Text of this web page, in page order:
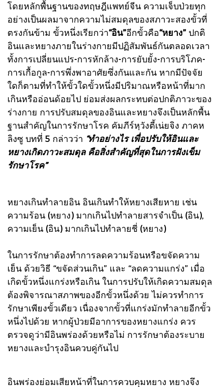
โดยหลักพื้นฐานของทฤษฎีแพทย์จีน ความเจ็บป่วยทุก
อย่างเป็นผลมาจากความไม่สมดุลของสภาวะสองขั้วที่
ตรงกันข้าม ขั้วหนึ่งเรียกว่า“อิน”อีกขั้วคือ“หยาง” ปกติ
อินและหยางภายในร่างกายมีปฏิสัมพันธ์กันตลอดเวลา
ทั้งการเปลี่ยนแปร-การหักล้าง-การยับยั้ง-การบริโภค-
การเกื้อกูล-การพึ่งพาอาศัยซึ่งกันและกัน หากมีปัจจัย
ใดก็ตามที่ทำให้ขั้วใดขั้วหนึ่งมีปริมาณหรือหน้าที่มาก
เกินหรืออ่อนด้อยไป ย่อมส่งผลกระทบต่อปกติภาวะของ
ร่างกาย การปรับสมดุลของอินและหยางจึงเป็นหลักพื้น
ฐานสำคัญในการรักษาโรค คัมภีร์หฺวังตี้เน่ยจิง ภาคห
ลิงซู บทที่ 5 กล่าวว่า “ทำอย่างไร เพื่อปรับให้อินและ
หยางเกิดภาวะสมดุล คือสิ่งสำคัญที่สุดในการฝังเข็ม
รักษาโรค”
หยางเกินทำลายอิน อินเกินทำให้หยางเสียหาย เช่น
ความร้อน (หยาง) มากเกินไปทำลายสารจำเป็น (อิน),
ความเย็น (อิน) มากเกินไปทำลายชี่ (หยาง)
ในการรักษาต้องทำการลดความร้อนหรือขจัดความ
เย็น ด้วยวิธี “ขจัดส่วนเกิน” และ “ลดความแกร่ง” เมื่อ
เกิดขั้วหนึ่งแกร่งหรือเกิน ในการปรับให้เกิดความสมดุล
ต้องพิจารณาสภาพของอีกขั้วหนึ่งด้วย ไม่ควรทำการ
รักษาเพียงขั้วเดียว เนื่องจากขั้วที่แกร่งมักทำลายอีกขั้ว
หนึ่งไปด้วย หากผู้ป่วยมีอาการของหยางแกร่ง ควร
ตรวจดูว่ามีอินพร่องด้วยหรือไม่ การรักษาต้องระบาย
หยางและบำรุงอินควบคู่กันไป
อินพร่องย่อมเสียหน้าที่ในการควบคุมหยาง หยางจึง